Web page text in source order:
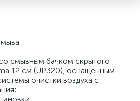
смывным бачком скрытого
12 см (UP320), оснащенным
очистки воздуха с